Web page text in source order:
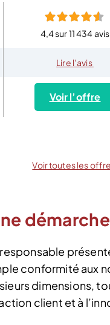
4,4 sur 11 434 avis
Lire l’avis
Voir l’offre
Voir toutes les
conformité aux
dimensions,
client et à